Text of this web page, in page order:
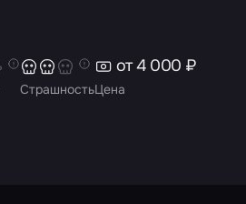
СтрашностьЦена
от 4 000 ₽